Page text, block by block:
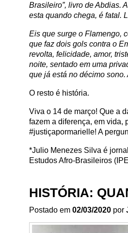
Brasileiro”, livro de Abdias.
esta quando chega, é fatal.
Eis que surge o Flamengo,
que faz dois gols contra o
revolta, felicidade, amor,
noite, sentado em uma
que já está no décimo
O resto é história.
Viva o 14 de março! Que a
fazem a diferença, em vida,
#justiçapormarielle! A
*Julio Menezes Silva é
Estudos Afro-Brasileiros
HISTÓRIA:
Postado em 02/03/2020 por